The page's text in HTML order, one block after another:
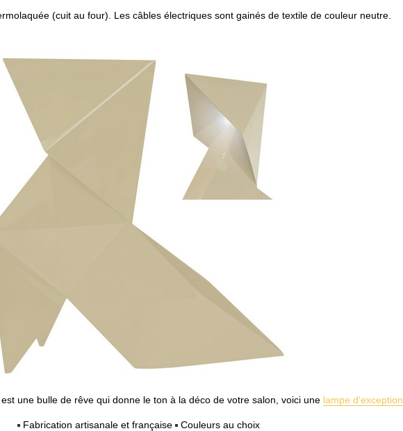
(cuit au four). Les câbles électriques sont gainés de textile de couleur neutre.
est une bulle de rêve qui donne le ton à la déco de votre salon, voici une lampe d'exception
Fabrication artisanale et française Couleurs au choix